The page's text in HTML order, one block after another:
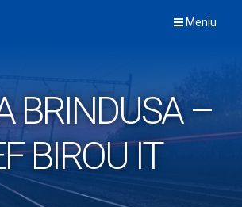
Meniu
BRINDUSA –
BIROU IT